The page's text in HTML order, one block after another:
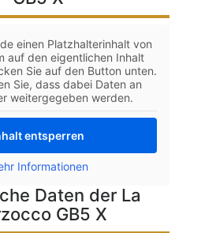
einen Platzhalterinhalt von
auf den eigentlichen Inhalt
Sie auf den Button unten.
Sie, dass dabei Daten an
weitergegeben werden.
entsperren
Informationen
Daten der La
GB5 X